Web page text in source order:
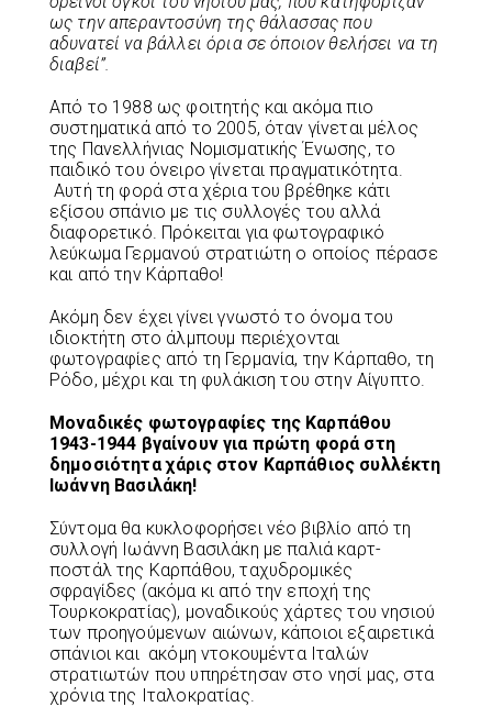
ως την απεραντοσύνη της θάλασσας που
αδυνατεί να βάλλει όρια σε όποιον θελήσει να τη
διαβεί”.
Από το 1988 ως φοιτητής και ακόμα πιο
συστηματικά από το 2005, όταν γίνεται μέλος
της Πανελλήνιας Νομισματικής Ένωσης, το
παιδικό του όνειρο γίνεται πραγματικότητα.
Αυτή τη φορά στα χέρια του βρέθηκε κάτι
εξίσου σπάνιο με τις συλλογές του αλλά
διαφορετικό. Πρόκειται για φωτογραφικό
λεύκωμα Γερμανού στρατιώτη ο οποίος πέρασε
και από την Κάρπαθο!
Ακόμη δεν έχει γίνει γνωστό το όνομα του
ιδιοκτήτη στο άλμπουμ περιέχονται
φωτογραφίες από τη Γερμανία, την Κάρπαθο, τη
Ρόδο, μέχρι και τη φυλάκιση του στην Αίγυπτο.
Μοναδικές φωτογραφίες της Καρπάθου
1943-1944 βγαίνουν για πρώτη φορά στη
δημοσιότητα χάρις στον Καρπάθιος συλλέκτη
Ιωάννη Βασιλάκη!
Σύντομα θα κυκλοφορήσει νέο βιβλίο από τη
συλλογή Ιωάννη Βασιλάκη με παλιά καρτ-
ποστάλ της Καρπάθου, ταχυδρομικές
σφραγίδες (ακόμα κι από την εποχή της
Τουρκοκρατίας), μοναδικούς χάρτες του νησιού
των προηγούμενων αιώνων, κάποιοι εξαιρετικά
σπάνιοι και ακόμη ντοκουμέντα Ιταλών
στρατιωτών που υπηρέτησαν στο νησί μας, στα
χρόνια της Ιταλοκρατίας.